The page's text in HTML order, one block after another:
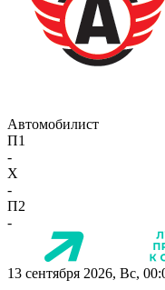
Автомобилист
П1
-
X
-
П2
-
13 сентября 2026, Вс,